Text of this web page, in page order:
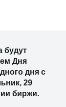
будут
Дня
дня с
29
биржи.